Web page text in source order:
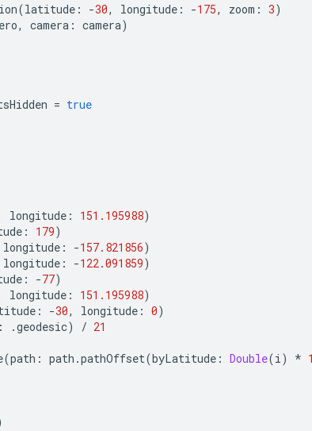
(latitude : -30, longitude : -175, zoom : 3)
, camera : camera)
= true
longitude : 151.195988)
: 179)
longitude : -157.821856)
longitude : -122.091859)
: -77)
longitude : 151.195988)
: -30, longitude : 0)
: .geodesic) / 21
(path : path .pathOffset(byLatitude : Double(i) *